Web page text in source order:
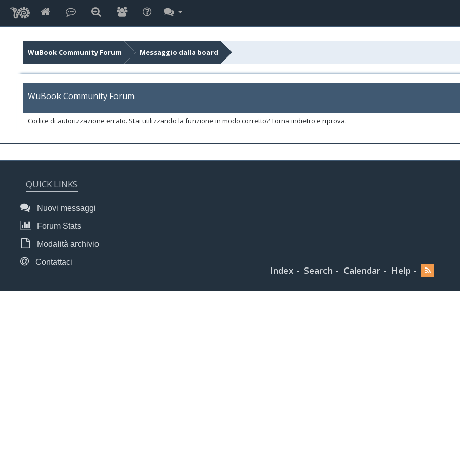
WuBook Community Forum Messaggio dalla board
WuBook Community Forum
Codice di autorizzazione errato. Stai utilizzando la funzione in modo corretto? Torna indietro e riprova.
QUICK LINKS
Nuovi messaggi
Forum Stats
Modalità archivio
Contattaci
Index Search Calendar Help